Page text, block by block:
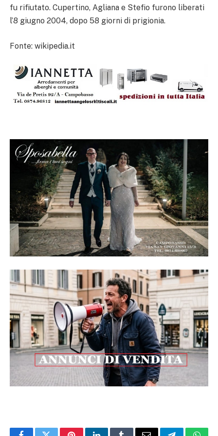
fu rifiutato. Cupertino, Agliana e Stefio furono liberati
l’8 giugno 2004, dopo 58 giorni di prigionia.
Fonte: wikipedia.it